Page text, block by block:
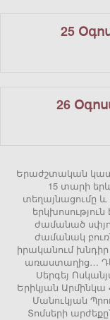
25
26
Երաժշտական
15 տարի
տեղայնացումը և
ժամանած
ժամանակ
իրականում խնդիր
առաստաղից…
Սերգեյ
Երիկյան
Մանուկյան
Տոմսերի արժեքը`